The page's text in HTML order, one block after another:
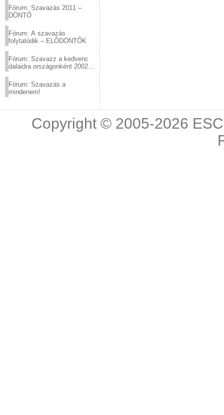
Fórum: Szavazás 2011 –
DÖNTŐ
Fórum: A szavazás
folytatódik – ELŐDÖNTŐK
Fórum: Szavazz a kedvenc
dalaidra országonként 2002
Fórum: Szavazás a
mindenem!
Copyright © 2005-2026